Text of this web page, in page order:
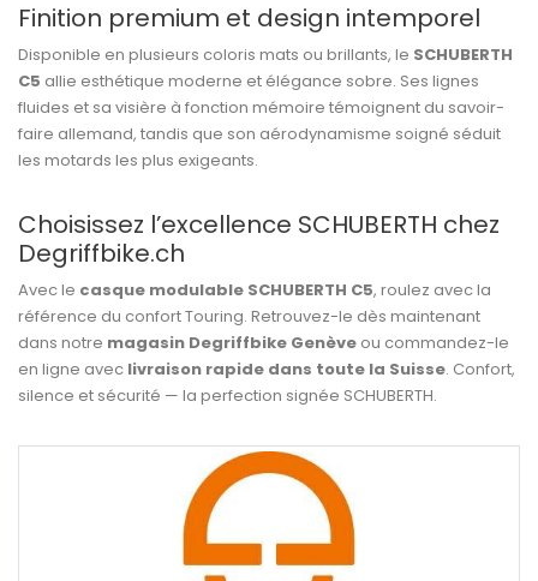
Finition premium et design intemporel
Disponible en plusieurs coloris mats ou brillants, le SCHUBERTH
C5 allie esthétique moderne et élégance sobre. Ses lignes
fluides et sa visière à fonction mémoire témoignent du savoir-
faire allemand, tandis que son aérodynamisme soigné séduit
les motards les plus exigeants.
Choisissez l’excellence SCHUBERTH chez
Degriffbike.ch
Avec le casque modulable SCHUBERTH C5, roulez avec la
référence du confort Touring. Retrouvez-le dès maintenant
dans notre magasin Degriffbike Genève ou commandez-le
en ligne avec livraison rapide dans toute la Suisse. Confort,
silence et sécurité — la perfection signée SCHUBERTH.